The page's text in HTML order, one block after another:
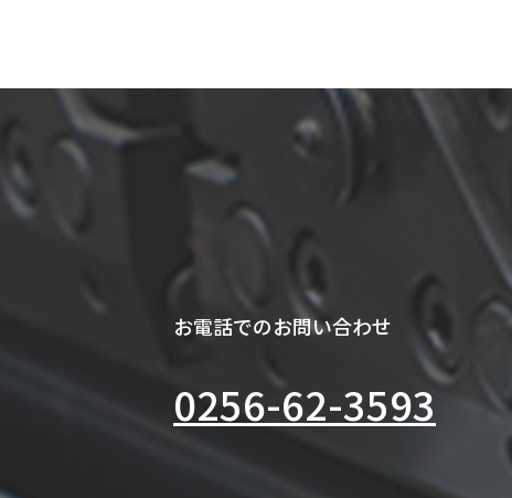
お電話でのお問い合わせ
0256-62-3593